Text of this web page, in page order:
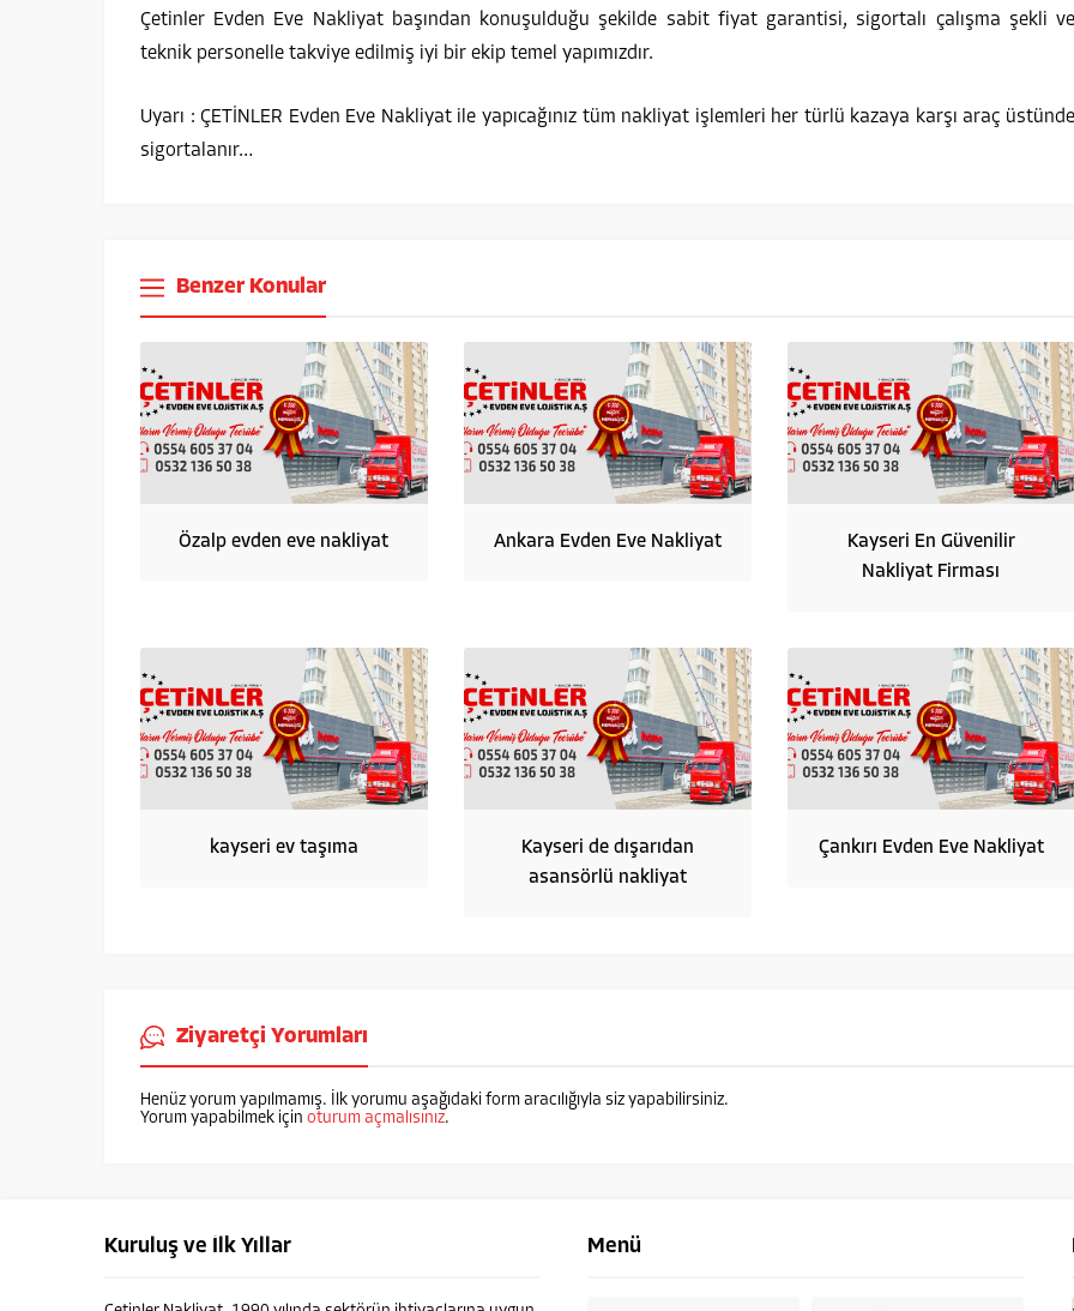
Çetinler Evden Eve Nakliyat başından konuşulduğu şekilde sabit fiyat garantisi, sigortalı çalışma şekli ve
teknik personelle takviye edilmiş iyi bir ekip temel yapımızdır.
Uyarı : ÇETİNLER Evden Eve Nakliyat ile yapıcağınız tüm nakliyat işlemleri her türlü kazaya karşı araç üstünde
sigortalanır…
Benzer Konular
Özalp evden eve nakliyat Ankara Evden Eve Nakliyat
Kayseri En Güvenilir
Nakliyat Firması
kayseri ev taşıma
Kayseri de dışarıdan
asansörlü nakliyat
Çankırı Evden Eve Nakliyat
Ziyaretçi Yorumları
Henüz yorum yapılmamış. İlk yorumu aşağıdaki form aracılığıyla siz yapabilirsiniz.
Yorum yapabilmek için oturum açmalısınız.
Kuruluş ve İlk Yıllar Menü